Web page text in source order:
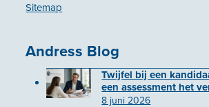
Sitemap
Andress Blog
Twijfel bij een
een assessment het
8 juni 2026